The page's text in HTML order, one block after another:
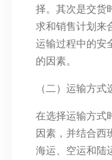
择。其次是交货
求和销售计划来
运输过程中的安
的因素。
（二）运输方式
在选择运输方式
因素，并结合西
海运、空运和陆